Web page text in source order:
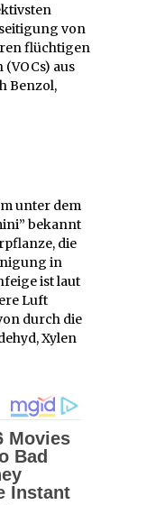
von
flüchtigen
aus
Benzol,
unter dem
bekannt
die
in
ist laut
Luft
durch die
Xylen